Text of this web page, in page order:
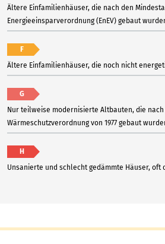
Ältere Einfamilienhäuser, die nach den
Energieeinsparverordnung (EnEV) gebaut
F
Ältere Einfamilienhäuser, die noch nicht
G
Nur teilweise modernisierte Altbauten, die nach
Wärmeschutzverordnung von 1977 gebaut
H
Unsanierte und schlecht gedämmte Häuser, oft